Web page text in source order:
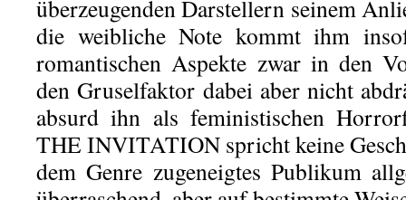
überzeugenden Darstellern seinem
die weibliche Note kommt ihm
romantischen Aspekte zwar in den
den Gruselfaktor dabei aber nicht
absurd ihn als feministischen
THE INVITATION spricht keine
dem Genre zugeneigtes Publikum